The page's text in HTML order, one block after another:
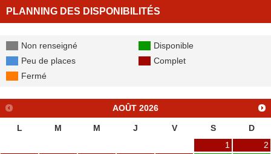
PLANNING DES DISPONIBILITÉS
Non renseigné
Disponible
Peu de places
Complet
Fermé
AOÛT 2026
L M M J V S
D
1
2